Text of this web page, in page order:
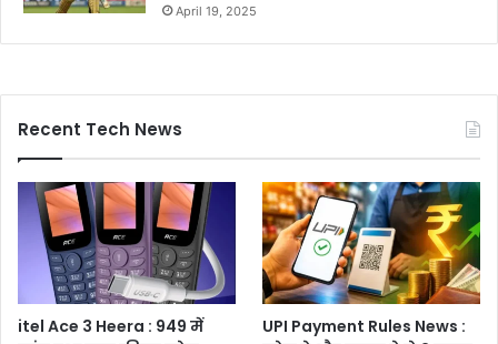
April 19, 2025
Recent Tech News
itel Ace 3 Heera : 949 में
UPI Payment Rules News :